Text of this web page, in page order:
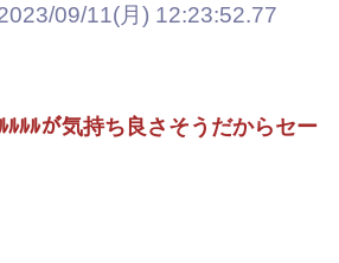
09/11(月) 12:23:52.77
ﾙﾙﾙが気持ち良さそうだからセー